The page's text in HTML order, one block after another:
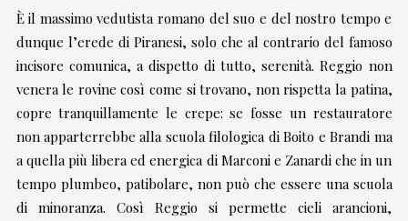
È il massimo vedutista romano del suo e del nostro tempo e
dunque l’erede di Piranesi, solo che al contrario del famoso
incisore comunica, a dispetto di tutto, serenità. Reggio non
venera le rovine così come si trovano, non rispetta la patina,
copre tranquillamente le crepe: se fosse un restauratore
non apparterrebbe alla scuola filologica di Boito e Brandi ma
a quella più libera ed energica di Marconi e Zanardi che in un
tempo plumbeo, patibolare, non può che essere una scuola
di minoranza. Così Reggio si permette cieli arancioni,